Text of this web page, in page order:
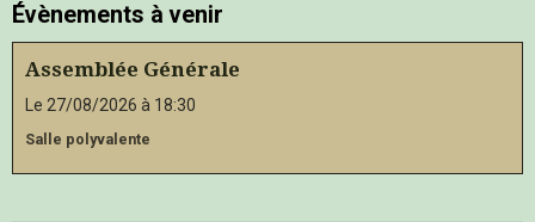
Évènements à venir
Assemblée Générale
Le 27/08/2026 à 18:30
Salle polyvalente